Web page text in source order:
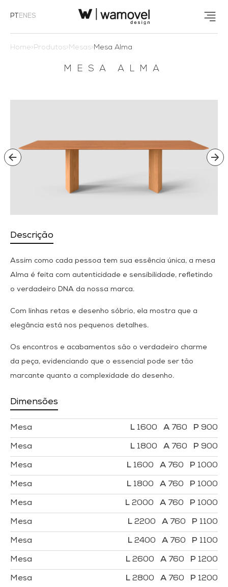
PT EN ES
Home>Produtos>Mesas>Mesa Alma
MESA ALMA
Descrição
Assim como cada pessoa tem sua essência única, a mesa
Alma é feita com autenticidade e sensibilidade, refletindo
o verdadeiro DNA da nossa marca.
Com linhas retas e desenho sóbrio, ela mostra que a
elegância está nos pequenos detalhes.
Os encontros e acabamentos são o verdadeiro charme
da peça, evidenciando que o essencial pode ser tão
marcante quanto a complexidade do desenho.
Dimensões
Mesa 1600 760 900
Mesa 1800 760 900
Mesa 1600 760 1000
Mesa 1800 760 1000
Mesa 2000 760 1000
Mesa 2200 760 1100
Mesa 2400 760 1100
Mesa 2600 760 1200
Mesa 2800 760 1200